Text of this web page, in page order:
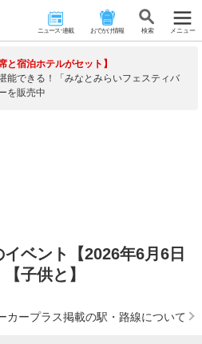
ニュース･連載 おでかけ情報 検 索 メニュー
と宿泊ホテルがセット】
能できる！「みなとみらいフェスティバ
を販売中
ベント【2026年6月6日
子供と】
カープラス掲載の駅・路線について